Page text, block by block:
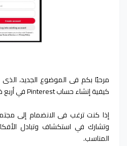
مرحبًا بكم في الموضوع الجديد،
كيفية إنشاء حساب Pinterest في أربع خطوات سهلة.
وتشارك في استكشاف وتبادل
المناسب.